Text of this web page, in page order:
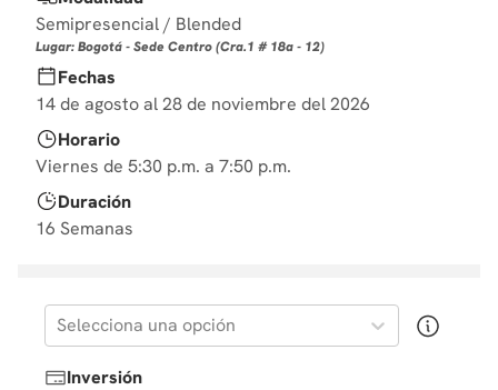
10. diseño
Semipresencial / Blended
Lugar: Bogotá - Sede Centro (Cra.1 # 18a - 12)
Fechas
14 de agosto al 28 de noviembre del 2026
Horario
Viernes de 5:30 p.m. a 7:50 p.m.
Duración
16 Semanas
Selecciona una opción
Inversión